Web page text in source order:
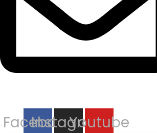
Facebook
Instagram
Youtube